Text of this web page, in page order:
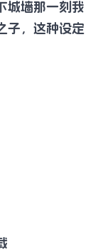
城墙那一刻我
子，这种设定